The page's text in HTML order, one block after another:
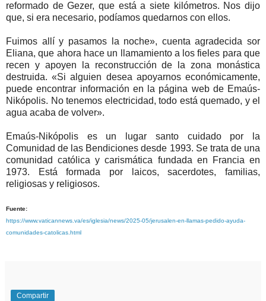
reformado de Gezer, que está a siete kilómetros. Nos dijo
que, si era necesario, podíamos quedarnos con ellos.
Fuimos allí y pasamos la noche», cuenta agradecida sor
Eliana, que ahora hace un llamamiento a los fieles para que
recen y apoyen la reconstrucción de la zona monástica
destruida. «Si alguien desea apoyarnos económicamente,
puede encontrar información en la página web de Emaús-
Nikópolis. No tenemos electricidad, todo está quemado, y el
agua acaba de volver».
Emaús-Nikópolis es un lugar santo cuidado por la
Comunidad de las Bendiciones desde 1993. Se trata de una
comunidad católica y carismática fundada en Francia en
1973. Está formada por laicos, sacerdotes, familias,
religiosas y religiosos.
Fuente:
https://www.vaticannews.va/es/iglesia/news/2025-05/jerusalen-en-llamas-pedido-ayuda-
comunidades-catolicas.html
Compartir